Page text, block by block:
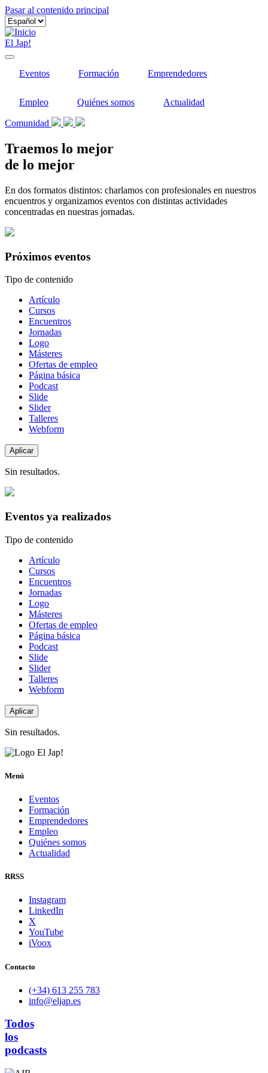
Pasar al contenido principal
El Jap!
Eventos Formación Emprendedores
Empleo Quiénes somos Actualidad
Comunidad
Traemos lo mejor
de lo mejor
En dos formatos distintos: charlamos con profesionales en nuestros
encuentros y organizamos eventos con distintas actividades
concentradas en nuestras jornadas.
Próximos eventos
Tipo de contenido
Artículo
Cursos
Encuentros
Jornadas
Logo
Másteres
Ofertas de empleo
Página básica
Podcast
Slide
Slider
Talleres
Webform
Sin resultados.
Eventos ya realizados
Tipo de contenido
Artículo
Cursos
Encuentros
Jornadas
Logo
Másteres
Ofertas de empleo
Página básica
Podcast
Slide
Slider
Talleres
Webform
Sin resultados.
Menú
Eventos
Formación
Emprendedores
Empleo
Quiénes somos
Actualidad
RRSS
Instagram
LinkedIn
X
YouTube
iVoox
Contacto
(+34) 613 255 783
info@eljap.es
Todos
los
podcasts